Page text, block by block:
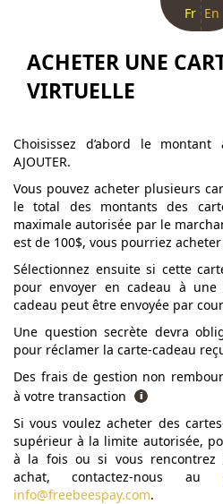
Fr En
ACHETER UNE
VIRTUELLE
Choisissez d’abord le
AJOUTER.
Vous pouvez acheter plusieurs
le total des montants des
maximale autorisée par le
est de 100$, vous pourriez
Sélectionnez ensuite si cette
pour envoyer en cadeau à
cadeau peut être envoyée par
Une question secrète devra
pour réclamer la carte-cadeau
Des frais de gestion non
à votre transaction
Si vous voulez acheter des
supérieur à la limite autorisée,
à la fois ou si vous rencontrez
achat, contactez-nous au
info@freebeespay.com.